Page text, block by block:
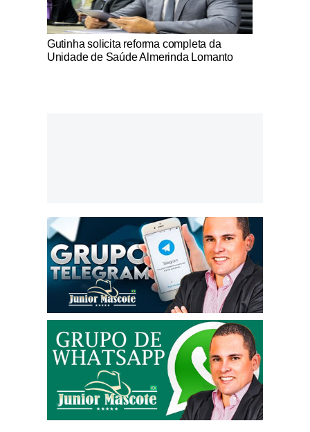
Notícias Católicas
Gutinha solicita reforma completa da
Unidade de Saúde Almerinda Lomanto